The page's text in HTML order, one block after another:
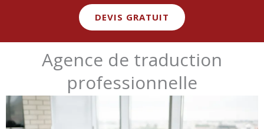
DEVIS GRATUIT
Agence de traduction
professionnelle